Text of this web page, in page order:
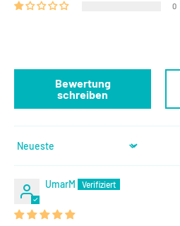
0
Bewertung
schreiben
Sort by
UmarM